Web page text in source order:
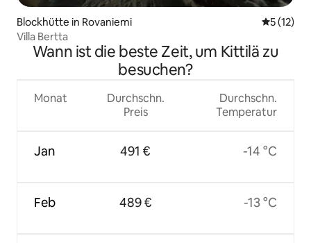
Blockhütte in Rovaniemi
5 (12)
Villa Bertta
Wann ist die beste Zeit, um Kittilä zu
besuchen?
Monat
Jan
Feb
Durchschn.
Preis
491 €
489 €
Durchschn.
Temperatur
-14 °C
-13 °C